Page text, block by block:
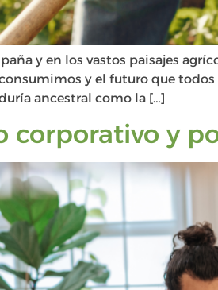
y en los vastos paisajes
y el futuro que
ancestral como la […]
corporativo y